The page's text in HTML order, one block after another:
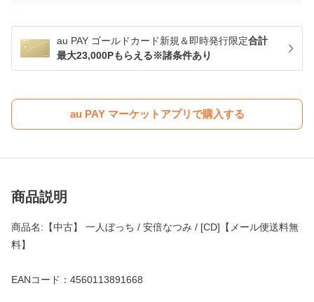
au PAY ゴールドカード新規＆即時発行限定合計
最大23,000Pもらえる※諸条件あり
au PAY マーケットアプリで購入する
商品説明
商品名:【中古】 一人ぼっち / 安倍なつみ / [CD]【メール便送料無
料】
EANコード：4560113891668